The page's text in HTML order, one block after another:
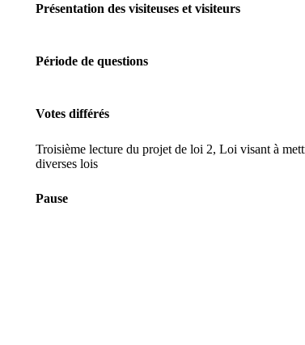
Présentation des visiteuses et visiteurs
Période de questions
Votes différés
Troisième lecture du projet de loi 2, Loi visant à
diverses lois
Pause